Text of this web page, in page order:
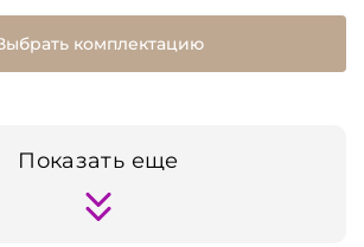
комплектацию
Показать еще